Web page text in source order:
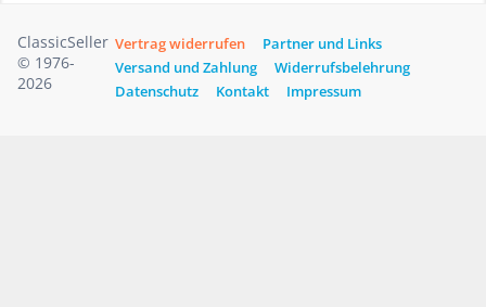
ClassicSeller
© 1976-
2026
Vertrag widerrufen
Partner und Links
Versand und Zahlung
Widerrufsbelehrung
Datenschutz
Kontakt Impressum